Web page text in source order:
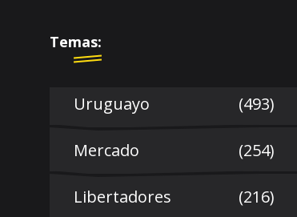
Temas:
Uruguayo (493)
Mercado (254)
Libertadores (216)